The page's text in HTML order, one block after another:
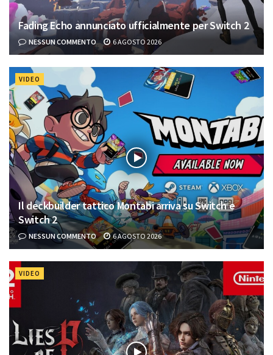
Fading Echo annunciato ufficialmente per Switch 2
NESSUN COMMENTO 6 AGOSTO 2026
VIDEO
Il deckbuilder tattico Montabi arriva su Switch e
Switch 2
NESSUN COMMENTO 6 AGOSTO 2026
VIDEO